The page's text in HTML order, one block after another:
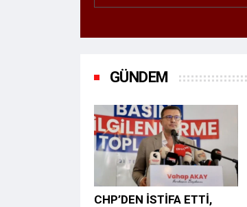
GÜNDEM
CHP’DEN İSTİFA ETTİ,